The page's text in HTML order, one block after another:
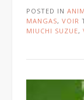
POSTED IN
MANGAS, VOIR
MIUCHI SUZUE,